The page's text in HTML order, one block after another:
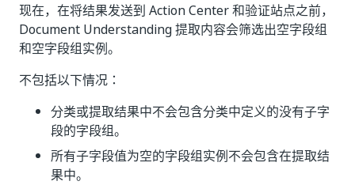
现在，在将结果发送到 Action Center 和验证站点之前，
Document Understanding 提取内容会筛选出空字段组
和空字段组实例。
不包括以下情况：
分类或提取结果中不会包含分类中定义的没有子字
段的字段组。
所有子字段值为空的字段组实例不会包含在提取结
果中。